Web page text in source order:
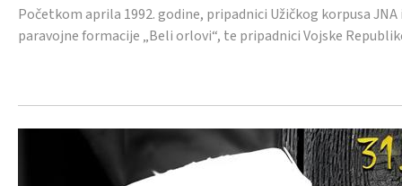
Početkom aprila 1992. godine, pripadnici Užičkog korpusa
paravojne formacije „Beli orlovi“, te pripadnici Vojske